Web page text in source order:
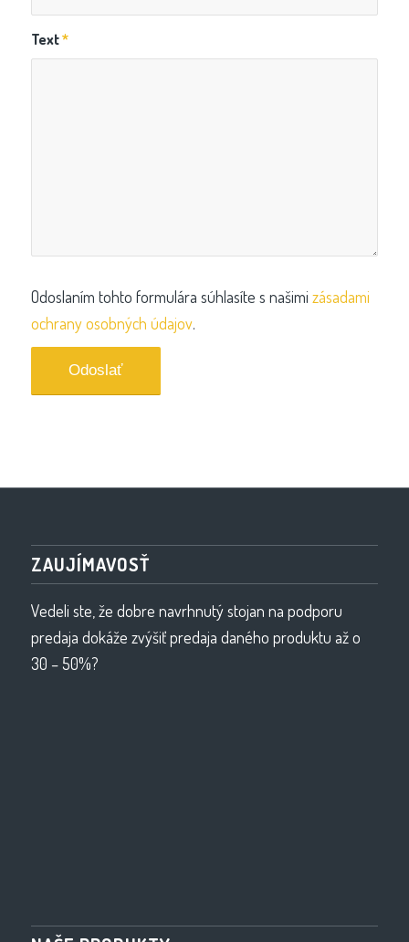
Text*
Odoslaním tohto formulára súhlasíte s našimi zásadami
ochrany osobných údajov.
ZAUJÍMAVOSŤ
Vedeli ste, že dobre navrhnutý stojan na podporu
predaja dokáže zvýšiť predaja daného produktu až o
30 – 50%?